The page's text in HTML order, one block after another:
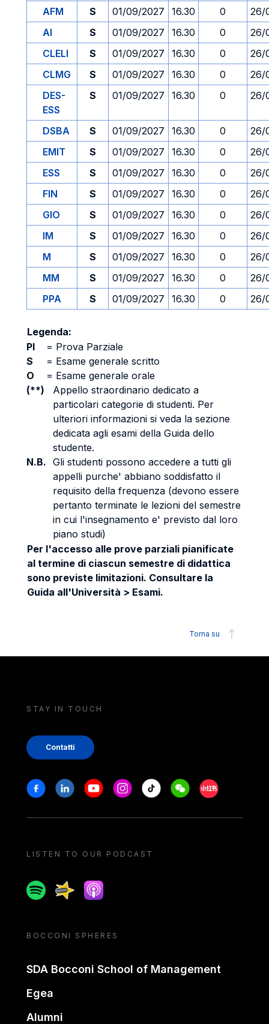
AFM S 01/09/2027 16.30 0
26/
AI
S 01/09/2027 16.30 0
26/
CLELI
S 01/09/2027 16.30 0
26/
CLMG
S 01/09/2027 16.30 0
26/
DES-
ESS
S 01/09/2027 16.30 0 26/
DSBA S 01/09/2027 16.30 0
26/
EMIT
S 01/09/2027 16.30 0
26/
ESS
S 01/09/2027 16.30 0
26/
FIN
S 01/09/2027 16.30 0
26/
GIO
S 01/09/2027 16.30 0
26/
IM
S 01/09/2027 16.30 0
26/
M
S 01/09/2027 16.30 0
26/
MM
S 01/09/2027 16.30 0
26/
PPA
S 01/09/2027 16.30 0 26/
Legenda:
PI
= Prova Parziale
S
= Esame generale scritto
O
= Esame generale orale
(**)
Appello straordinario dedicato a
particolari categorie di studenti. Per
ulteriori informazioni si veda la sezione
dedicata agli esami della Guida dello
studente.
N.B. Gli studenti possono accedere a tutti gli
appelli purche' abbiano soddisfatto il
requisito della frequenza (devono essere
pertanto terminate le lezioni del semestre
in cui l'insegnamento e' previsto dal loro
piano studi)
Per l'accesso alle prove parziali pianificate
al termine di ciascun semestre di didattica
sono previste limitazioni. Consultare la
Guida all'Università > Esami.
Torna su
STAY IN TOUCH
Contatti
Stay in touch
FacebookLinkedinYoutubeInstagram
Tiktok WeechatXiaohongshu/
LISTEN TO OUR PODCAST
SpotifySpreakerApple podcast
BOCCONI SPHERES
SDA Bocconi School of Management
Egea
Alumni